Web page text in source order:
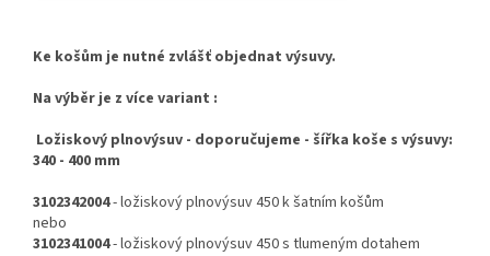
Ke košům je nutné zvlášť objednat výsuvy.
Na výběr je z více variant :
Ložiskový plnovýsuv - doporučujeme - šířka koše s výsuvy:
340 - 400 mm
3102342004- ložiskový plnovýsuv 450 k šatním košům
nebo
3102341004- ložiskový plnovýsuv 450 s tlumeným dotahem